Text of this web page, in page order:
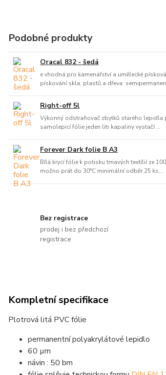
Podobné produkty
Oracal 832 - šedá
e vhodná pro kamenářství a umělecké
pískování skla, plastů a dřeva
Right-off 5l
Výkonný odstraňovač zbytků starého lepidla
samolepicí fólie jeden litr kapaliny vystačí ...
Forever Dark folie B A3
Bílá krycí fólie k potisku tmavých textílií ze
možno prát do 30°C minimální odběr 25 ks...
Bez registrace
prodej i bez předchozí
registrace
Kompletní specifikace
Plotrová litá PVC fólie
permanentní polyakrylátové lepidlo
60 µm
návin : 50 bm